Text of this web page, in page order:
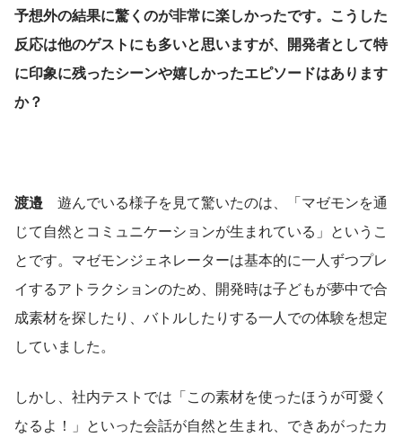
予想外の結果に驚くのが非常に楽しかったです。こうした
反応は他のゲストにも多いと思いますが、開発者として特
に印象に残ったシーンや嬉しかったエピソードはあります
か？
渡邉 遊んでいる様子を見て驚いたのは、「マゼモンを通
じて自然とコミュニケーションが生まれている」というこ
とです。マゼモンジェネレーターは基本的に一人ずつプレ
イするアトラクションのため、開発時は子どもが夢中で合
成素材を探したり、バトルしたりする一人での体験を想定
していました。
しかし、社内テストでは「この素材を使ったほうが可愛く
なるよ！」といった会話が自然と生まれ、できあがったカ